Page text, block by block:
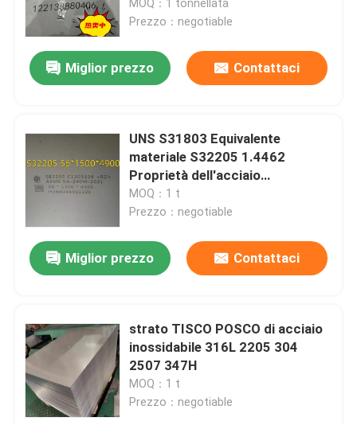
acciaio duplex
20*1500*6000MM
MOQ：1 tonnellata
Prezzo：negotiable
Miglior prezzo Contattaci
UNS S31803 Equivalente
materiale S32205 1.4462
Proprietà dell'acciaio
inossidabile 2205 Piastra di
acciaio duplex
MOQ：1 t
Prezzo：negotiable
Miglior prezzo Contattaci
strato TISCO POSCO di acciaio
inossidabile 316L 2205 304
2507 347H
MOQ：1 t
Prezzo：negotiable